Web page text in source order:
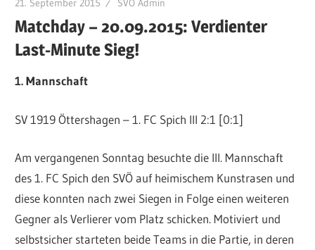
21. September 2015 SVÖ Admin
Matchday – 20.09.2015: Verdienter
Last-Minute Sieg!
1. Mannschaft
SV 1919 Öttershagen – 1. FC Spich III 2:1 [0:1]
Am vergangenen Sonntag besuchte die III. Mannschaft
des 1. FC Spich den SVÖ auf heimischem Kunstrasen und
diese konnten nach zwei Siegen in Folge einen weiteren
Gegner als Verlierer vom Platz schicken. Motiviert und
selbstsicher starteten beide Teams in die Partie, in deren